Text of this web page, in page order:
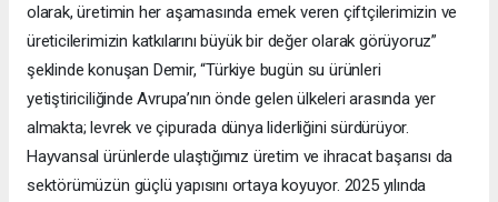
olarak, üretimin her aşamasında emek veren çiftçilerimizin ve
üreticilerimizin katkılarını büyük bir değer olarak görüyoruz”
şeklinde konuşan Demir, “Türkiye bugün su ürünleri
yetiştiriciliğinde Avrupa’nın önde gelen ülkeleri arasında yer
almakta; levrek ve çipurada dünya liderliğini sürdürüyor.
Hayvansal ürünlerde ulaştığımız üretim ve ihracat başarısı da
sektörümüzün güçlü yapısını ortaya koyuyor. 2025 yılında